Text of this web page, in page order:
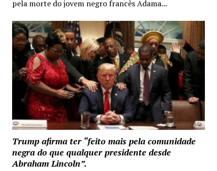
pela morte do jovem negro francês Adama...
Trump afirma ter “feito mais pela comunidade
negra do que qualquer presidente desde
Abraham Lincoln”.